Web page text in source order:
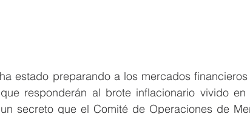
estado preparando a los mercados
responderán al brote inflacionario vivido en
secreto que el Comité de Operaciones de